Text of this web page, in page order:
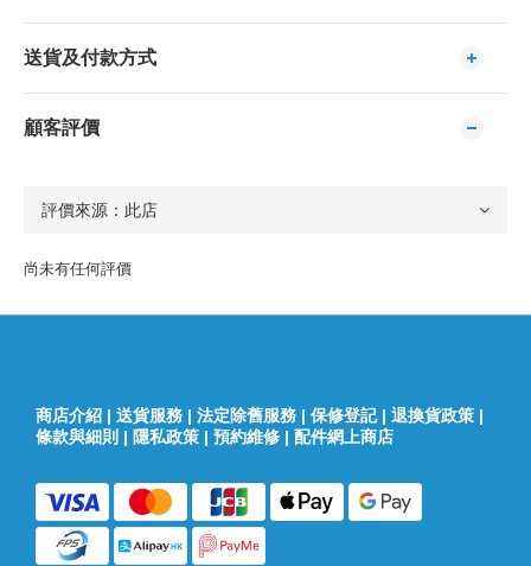
送貨及付款方式
顧客評價
尚未有任何評價
商店介紹 | 送貨服務 | 法定除舊服務 | 保修登記| 退換貨政策 |
條款與細則 | 隱私政策 | 預約維修 | 配件網上商店